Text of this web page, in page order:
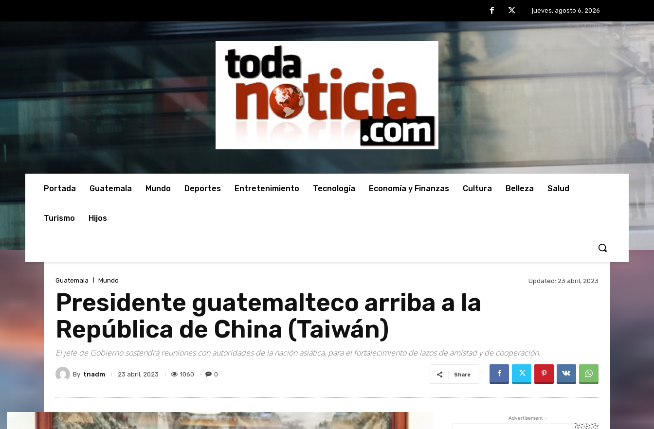
jueves, agosto 6, 2026
Portada Guatemala Mundo Deportes Entretenimiento Tecnología Economía y Finanzas Cultura Belleza Salud
Turismo Hijos
Guatemala Mundo Updated: 23 abril, 2023
Presidente guatemalteco arriba a la
República de China (Taiwán)
El jefe de Gobierno sostendrá reuniones con autoridades de la nación asiática, para el fortalecimiento de lazos de amistad y de cooperación.
By tnadm 23 abril, 2023 1060 0 Share
- Advertisement -